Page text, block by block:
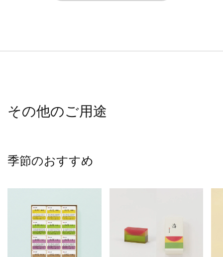
その他のご用途
季節のおすすめ